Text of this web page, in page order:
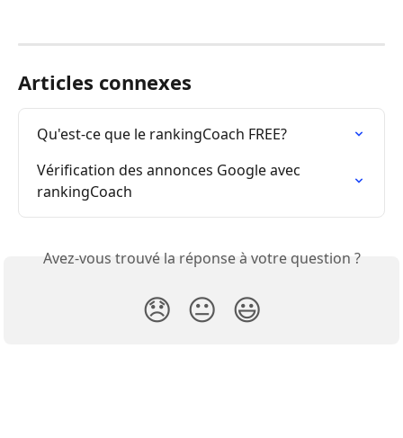
Articles connexes
Qu'est-ce que le rankingCoach FREE?
Vérification des annonces Google avec
rankingCoach
Avez-vous trouvé la réponse à votre question ?
😞 😐 😃